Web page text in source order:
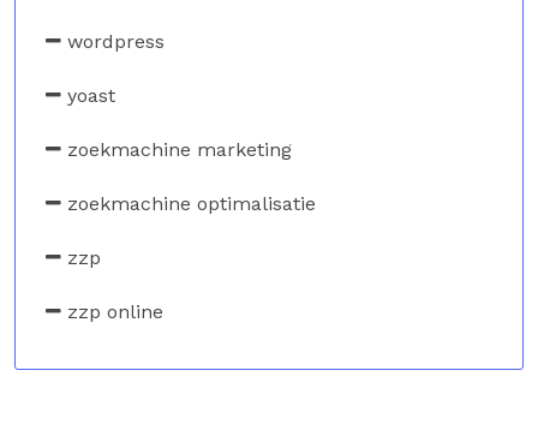
wordpress
yoast
zoekmachine marketing
zoekmachine optimalisatie
zzp
zzp online